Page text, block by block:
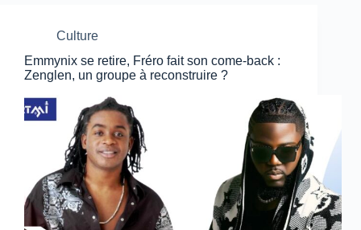
Culture
Emmynix se retire, Fréro fait son come-back :
Zenglen, un groupe à reconstruire ?